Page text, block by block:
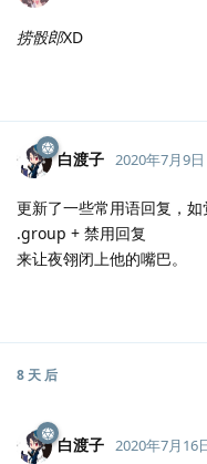
捞骰郎XD
白渡子 2020年7月9日
更新了一些常用语回复，
.group + 禁用回复
来让夜翎闭上他的嘴巴。
8 天 后
白渡子 2020年7月16